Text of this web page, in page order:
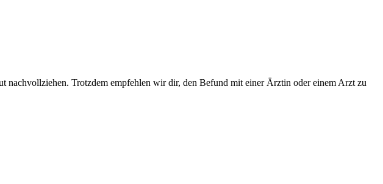
Trotzdem empfehlen wir dir, den Befund mit einer Ärztin oder einem Arzt zu